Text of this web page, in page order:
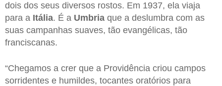
dois dos seus diversos rostos. Em 1937, ela viaja
para a Itália. É a Umbria que a deslumbra com as
suas campanhas suaves, tão evangélicas, tão
franciscanas.
“Chegamos a crer que a Providência criou campos
sorridentes e humildes, tocantes oratórios para